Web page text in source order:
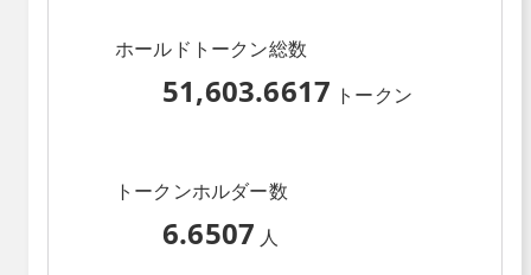
ホールドトークン総数
51,603.6617 トークン
トークンホルダー数
6.6507 人